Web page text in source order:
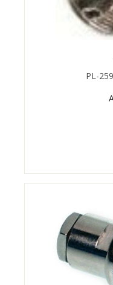
Durchschnittliche
PL-